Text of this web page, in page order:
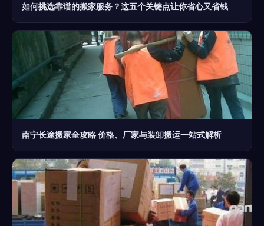
如何挑选靠谱的搬家服务？这五个关键点让你省心又省钱
南宁长途搬家全攻略 价格、厂家与装卸搬运一站式解析